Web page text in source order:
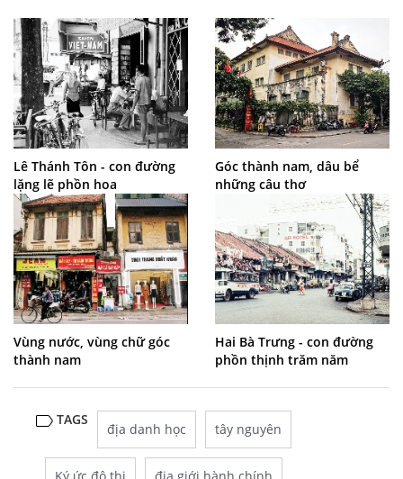
Lê Thánh Tôn - con đường
lặng lẽ phồn hoa
Góc thành nam, dâu bể
những câu thơ
Vùng nước, vùng chữ góc
thành nam
Hai Bà Trưng - con đường
phồn thịnh trăm năm
TAGS
địa danh học tây nguyên